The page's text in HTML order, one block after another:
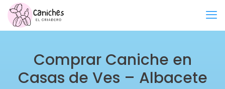
Comprar Caniche en
Casas de Ves – Albacete